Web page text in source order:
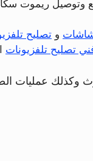
و تصليح
تصليح تلفزيونات
عمليات